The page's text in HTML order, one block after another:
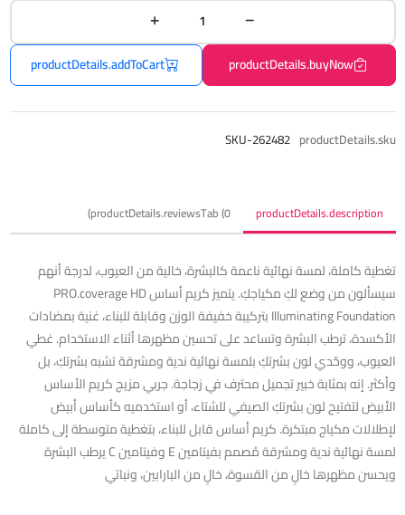
productDetails.buyNow
productDetails.addToCart
productDetails.sku
SKU-262482
productDetails.description
productDetails.reviewsTab (0)
تغطية كاملة، لمسة نهائية ناعمة كالبشرة، خالية من العيوب، لدرجة أنهم
سيسألون من وضع لكِ مكياجكِ. يتميز كريم أساس PRO.coverage HD
Illuminating Foundation بتركيبة خفيفة الوزن وقابلة للبناء، غنية بمضادات
الأكسدة، ترطب البشرة وتساعد على تحسين مظهرها أثناء الاستخدام. غطي
العيوب، ووحّدي لون بشرتكِ بلمسة نهائية ندية ومشرقة تشبه بشرتكِ، بل
وأكثر. إنه بمثابة خبير تجميل محترف في زجاجة. جربي مزيج كريم الأساس
الأبيض لتفتيح لون بشرتكِ الصيفي للشتاء، أو استخدميه كأساس أبيض
لإطلالات مكياج مبتكرة. كريم أساس قابل للبناء، بتغطية متوسطة إلى كاملة
لمسة نهائية ندية ومشرقة مُصمم بفيتامين E وفيتامين C يرطب البشرة
ويحسن مظهرها خالٍ من القسوة، خالٍ من البارابين، ونباتي